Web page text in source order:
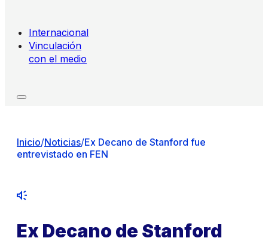
Internacional
Vinculación
con el medio
Inicio/Noticias/Ex Decano de Stanford fue
entrevistado en FEN
Ex Decano de Stanford